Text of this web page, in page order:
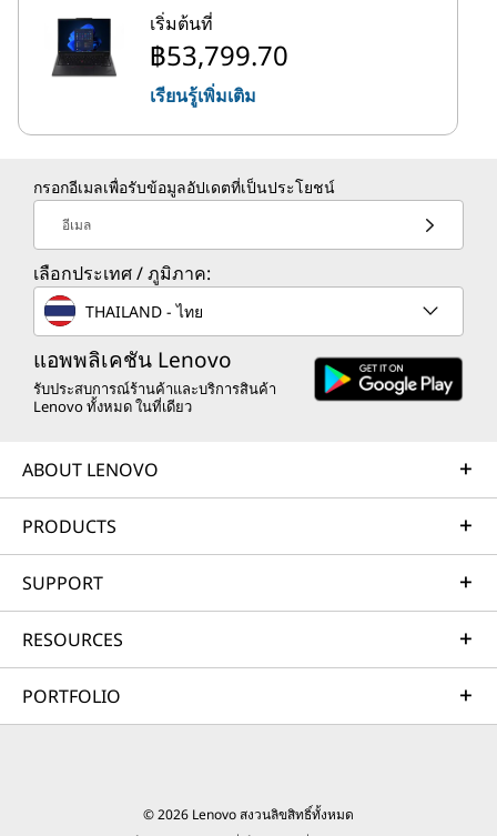
เริ่มต้นที่
฿53,799.70
เรียนรู้เพิ่มเติม
กรอกอีเมลเพื่อรับข้อมูลอัปเดตที่เป็นประโยชน์
อีเมล
เลือกประเทศ / ภูมิภาค:
THAILAND - ไทย
แอพพลิเคชัน Lenovo
รับประสบการณ์ร้านค้าและบริการสินค้า
Lenovo ทั้งหมด ในที่เดียว
ABOUT LENOVO
PRODUCTS
SUPPORT
RESOURCES
PORTFOLIO
© 2026 Lenovo สงวนลิขสิทธิ์ทั้งหมด